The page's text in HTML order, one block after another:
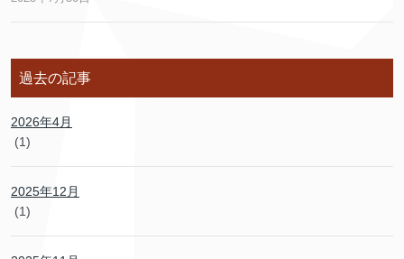
過去の記事
2026年4月
(1)
2025年12月
(1)